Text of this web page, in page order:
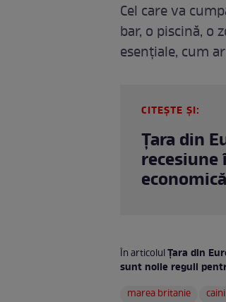
Cel care va
bar, o piscină, o
esențiale, cum
CITEȘTE ȘI:
Țara din
recesiune
economică
În articolulȚara din
sunt noile reguli
marea britanie
caini